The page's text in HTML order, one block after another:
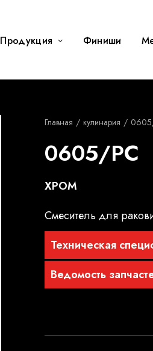
Продукция Финиши
Главная кулинария
0605/PC
ХРОМ
Смеситель для
Техническая
Ведомость